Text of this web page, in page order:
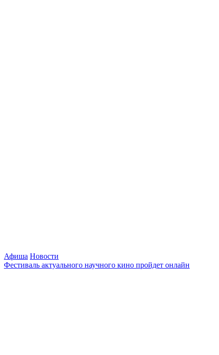
Афиша Новости
Фестиваль актуального научного кино пройдет онлайн